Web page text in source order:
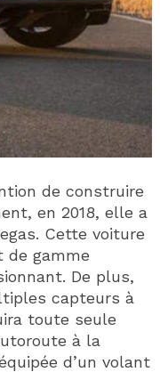
de construire
en 2018, elle a
Cette voiture
de gamme
De plus,
capteurs à
toute seule
à la
d’un volant